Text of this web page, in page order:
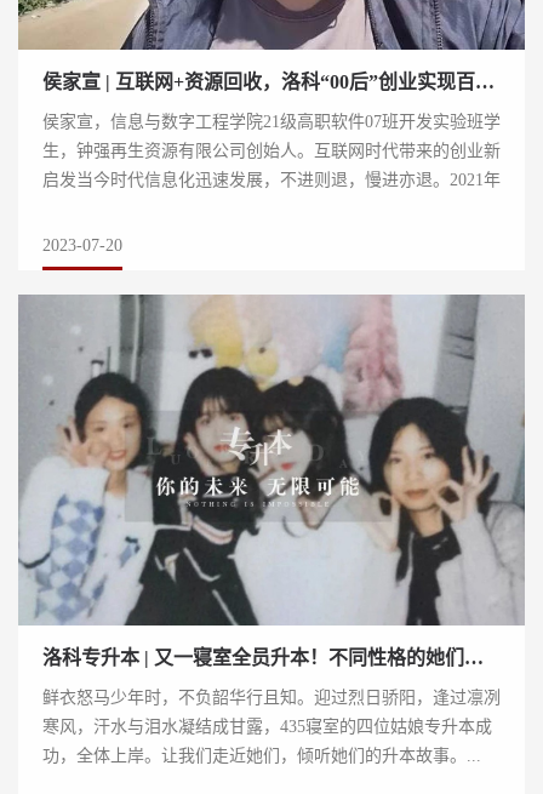
侯家宣 | 互联网+资源回收，洛科“00后”创业实现百万营收
侯家宣，信息与数字工程学院21级高职软件07班开发实验班学
生，钟强再生资源有限公司创始人。互联网时代带来的创业新
启发当今时代信息化迅速发展，不进则退，慢进亦退。2021年
2023-07-20
洛科专升本 | 又一寝室全员升本！不同性格的她们，互帮互助，携手上岸
鲜衣怒马少年时，不负韶华行且知。迎过烈日骄阳，逢过凛冽
寒风，汗水与泪水凝结成甘露，435寝室的四位姑娘专升本成
功，全体上岸。让我们走近她们，倾听她们的升本故事。...